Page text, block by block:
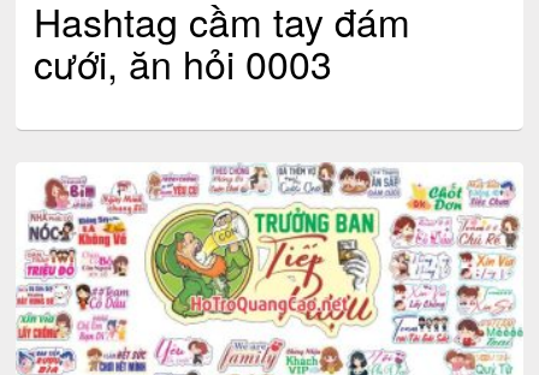
Hashtag cầm tay đám
cưới, ăn hỏi 0003